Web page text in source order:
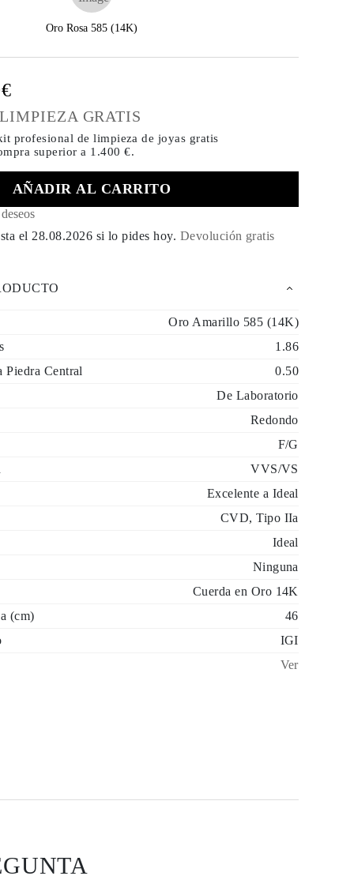
Oro Rosa 585 (14K)
GRATIS
profesional de limpieza de joyas gratis
superior a 1.400 €.
AÑADIR AL CARRITO
el 28.08.2026 si lo pides hoy. Devolución gratis
Oro Amarillo 585 (14K)
1.86
Piedra Central
0.50
De Laboratorio
Redondo
F/G
VVS/VS
Excelente a Ideal
CVD, Tipo IIa
Ideal
Ninguna
Cuerda en Oro 14K
(cm)
46
IGI
Ver